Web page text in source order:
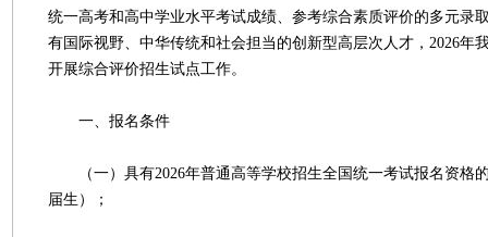
统一高考和高中学业水平考试成绩、参考综合素质评价的多元录
有国际视野、中华传统和社会担当的创新型高层次人才，2026年
开展综合评价招生试点工作。
一、报名条件
（一）具有2026年普通高等学校招生全国统一考试报名资格
届生）；